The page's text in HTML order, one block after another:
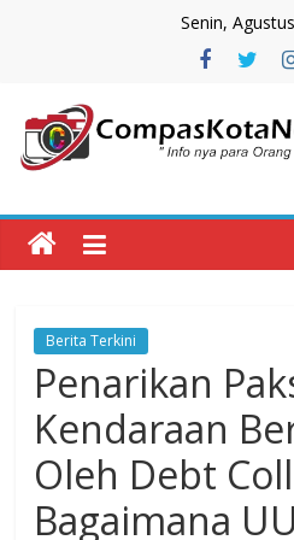
Senin,
Compas
Kota
CompasKotaNews.com
Hadir
untuk
memberikan
informasi
kepada
masyarakat
Berita Terkini
Penarikan
Kendaraan
Oleh Debt
Bagaimana UU